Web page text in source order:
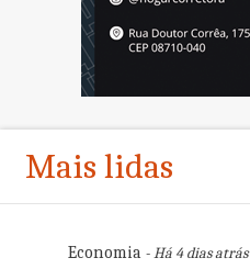
Mais lidas
Economia- Há 4 dias atrás